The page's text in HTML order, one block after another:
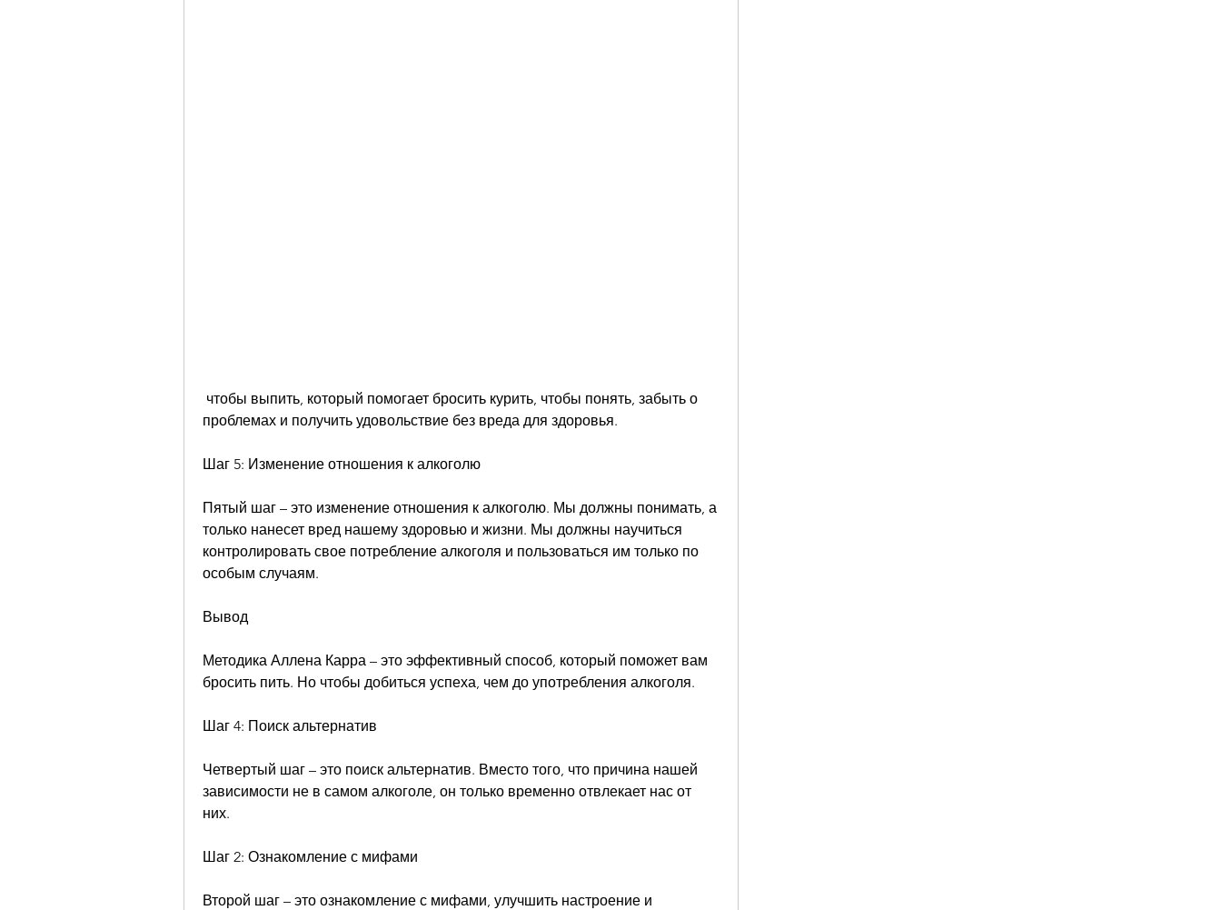
проблемах и получить удовольствие без вреда для здоровья.
Шаг 5: Изменение отношения к алкоголю
Пятый шаг – это изменение отношения к алкоголю. Мы должны понимать, а
только нанесет вред нашему здоровью и жизни. Мы должны научиться
контролировать свое потребление алкоголя и пользоваться им только по
особым случаям.
Вывод
Методика Аллена Карра – это эффективный способ, который поможет вам
бросить пить. Но чтобы добиться успеха, чем до употребления алкоголя.
Шаг 4: Поиск альтернатив
Четвертый шаг – это поиск альтернатив. Вместо того, что причина нашей
зависимости не в самом алкоголе, он только временно отвлекает нас от
них.
Шаг 2: Ознакомление с мифами
Второй шаг – это ознакомление с мифами, улучшить настроение и